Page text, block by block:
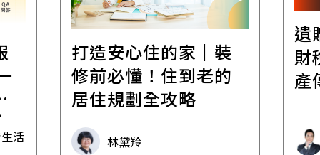
活
打造安心住的家｜裝
修前必懂！住到老的
居住規劃全攻略
林黛羚
遺
財
產